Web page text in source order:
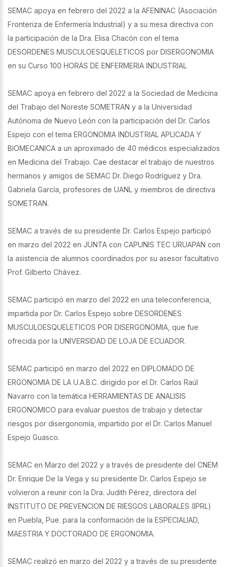
SEMAC apoya en febrero del 2022 a la AFENINAC (Asociación
Fronteriza de Enfermería Industrial) y a su mesa directiva con
la participación de la Dra. Elisa Chacón con el tema
DESORDENES MUSCULOESQUELETICOS por DISERGONOMIA
en su Curso 100 HORAS DE ENFERMERIA INDUSTRIAL
SEMAC apoya en febrero del 2022 a la Sociedad de Medicina
del Trabajo del Noreste SOMETRAN y a la Universidad
Autónoma de Nuevo León con la participación del Dr. Carlos
Espejo con el tema ERGONOMIA INDUSTRIAL APLICADA Y
BIOMECANICA a un aproximado de 40 médicos especializados
en Medicina del Trabajo. Cae destacar el trabajo de nuestros
hermanos y amigos de SEMAC Dr. Diego Rodríguez y Dra.
Gabriela García, profesores de UANL y miembros de directiva
SOMETRAN.
SEMAC a través de su presidente Dr. Carlos Espejo participó
en marzo del 2022 en JUNTA con CAPUNIS TEC URUAPAN con
la asistencia de alumnos coordinados por su asesor facultativo
Prof. Gilberto Chávez.
SEMAC participó en marzo del 2022 en una teleconferencia,
impartida por Dr. Carlos Espejo sobre DESORDENES
MUSCULOESQUELETICOS POR DISERGONOMIA, que fue
ofrecida por la UNIVERSIDAD DE LOJA DE ECUADOR.
SEMAC participó en marzo del 2022 en DIPLOMADO DE
ERGONOMIA DE LA U.A.B.C. dirigido por el Dr. Carlos Raúl
Navarro con la temática HERRAMIENTAS DE ANALISIS
ERGONOMICO para evaluar puestos de trabajo y detectar
riesgos por disergonomía, impartido por el Dr. Carlos Manuel
Espejo Guasco.
SEMAC en Marzo del 2022 y a través de presidente del CNEM
Dr. Enrique De la Vega y su presidente Dr. Carlos Espejo se
volvieron a reunir con la Dra. Judith Pérez, directora del
INSTITUTO DE PREVENCION DE RIESGOS LABORALES (IPRL)
en Puebla, Pue. para la conformación de la ESPECIALIAD,
MAESTRIA Y DOCTORADO DE ERGONOMIA.
SEMAC realizó en marzo del 2022 y a través de su presidente